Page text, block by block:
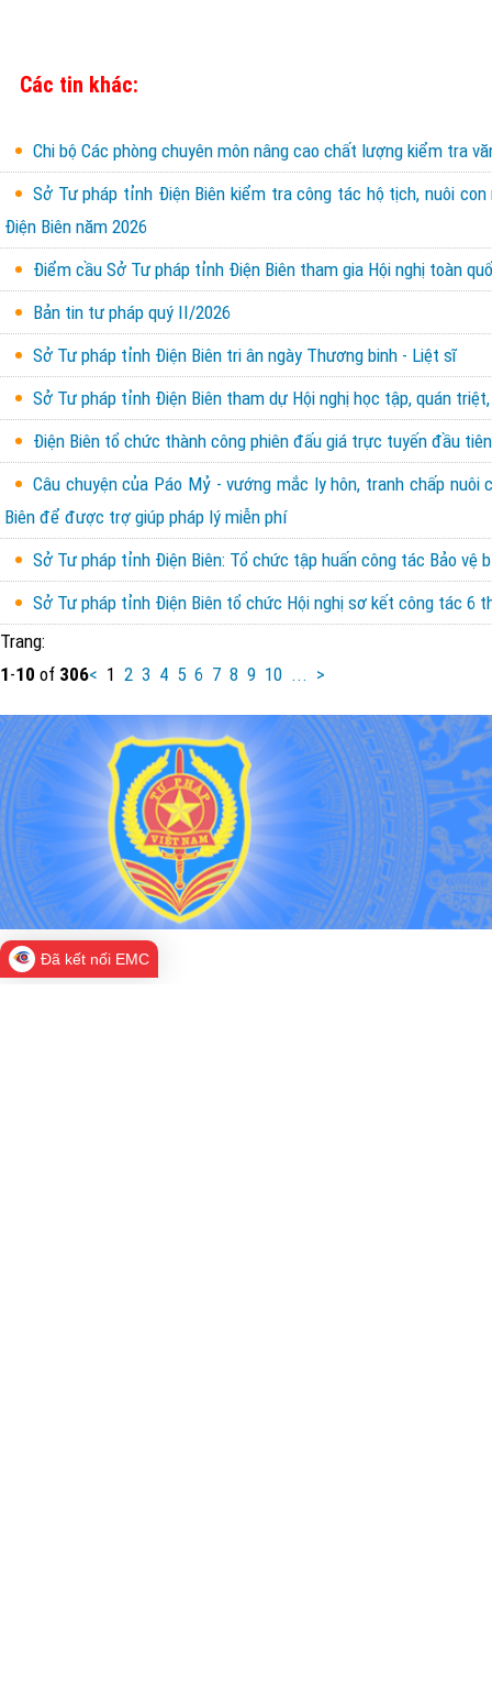
Các tin khác:
Chi bộ Các phòng chuyên môn nâng cao chất lượng kiểm tra
Sở Tư pháp tỉnh Điện Biên kiểm tra công tác hộ tịch, nuôi
Điện Biên năm 2026
Điểm cầu Sở Tư pháp tỉnh Điện Biên tham gia Hội nghị toàn
Bản tin tư pháp quý II/2026
Sở Tư pháp tỉnh Điện Biên tri ân ngày Thương binh - Liệt sĩ
Sở Tư pháp tỉnh Điện Biên tham dự Hội nghị học tập, quán
Điện Biên tổ chức thành công phiên đấu giá trực tuyến đầu
Câu chuyện của Páo Mỷ - vướng mắc ly hôn, tranh chấp
Biên để được trợ giúp pháp lý miễn phí
Sở Tư pháp tỉnh Điện Biên: Tổ chức tập huấn công tác Bảo vệ
Sở Tư pháp tỉnh Điện Biên tổ chức Hội nghị sơ kết công tác 6
Trang:
1-10 of 306< 1 2 3 4 5 6 7 8 9 10 ... >
Đã kết nối EMC